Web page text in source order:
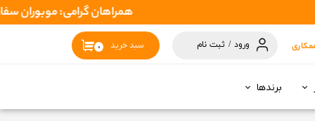
برندها
۰ سبد خرید ورود / ثبت نام
همراهان گرامی: موبوران سفارشات شما را در اسرع وقت ( 1 تا 2 روز کاری ) ارسال میکند تا